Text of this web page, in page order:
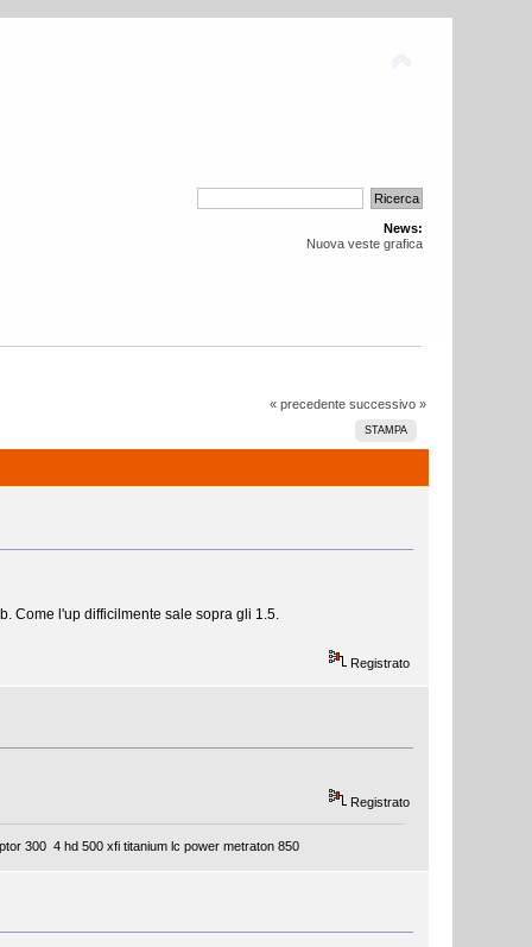
News:
Nuova veste grafica
« precedente successivo »
STAMPA
Come l'up difficilmente sale sopra gli 1.5.
Registrato
Registrato
300 4 hd 500 xfi titanium lc power metraton 850